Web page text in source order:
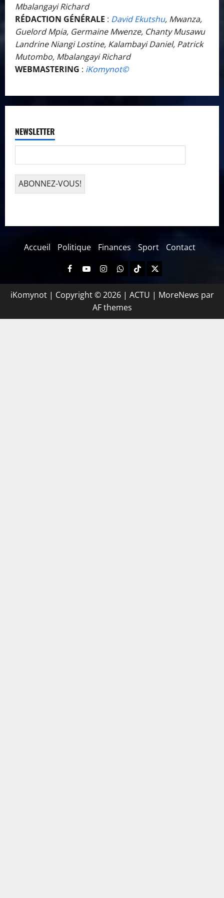
Mbalangayi Richard
RÉDACTION GÉNÉRALE : David Ekutshu, Mwanza,
Guelord Mpia, Germaine Mwenze, Chanty Musawu
Landrine Niangi Lostine, Kalambayi Daniel, Patrick
Mutombo, Mbalangayi Richard
WEBMASTERING : iKomynot©️
NEWSLETTER
Accueil Politique Finances Sport Contact
iKomynot | Copyright © 2026 | ACTU | MoreNews par
AF themes